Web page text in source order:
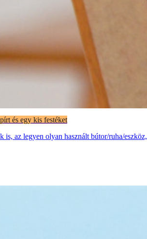
és egy kis festéket
az legyen olyan használt bútor/ruha/